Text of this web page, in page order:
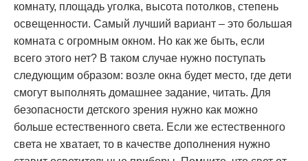
комнату, площадь уголка, высота потолков, степень
освещенности. Самый лучший вариант – это большая
комната с огромным окном. Но как же быть, если
всего этого нет? В таком случае нужно поступать
следующим образом: возле окна будет место, где дети
смогут выполнять домашнее задание, читать. Для
безопасности детского зрения нужно как можно
больше естественного света. Если же естественного
света не хватает, то в качестве дополнения нужно